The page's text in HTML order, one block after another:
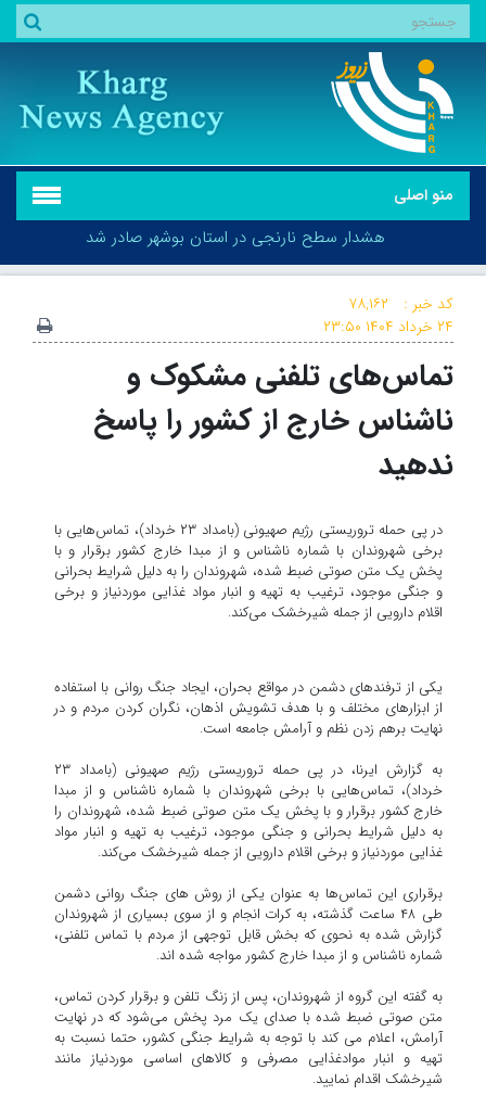
منو اصلی
هشدار سطح نارنجی در استان بوشهر صادر شد
هشدار سطح نارنجی در استان بوشهر صادر شد
کد خبر :
۷۸,۱۶۲
۲۴ خرداد ۱۴۰۴
۲۳:۵۰
تماس‌های تلفنی مشکوک و
ناشناس خارج از کشور را پاسخ
ندهید
در پی حمله تروریستی رژیم صهیونی (بامداد ۲۳ خرداد)، تماس‌هایی با
برخی شهروندان با شماره ناشناس و از مبدا خارج کشور برقرار و با
پخش یک متن صوتی ضبط شده، شهروندان را به دلیل شرایط بحرانی
و جنگی موجود، ترغیب به تهیه و انبار مواد غذایی موردنیاز و برخی
اقلام دارویی از جمله شیرخشک می‌کند.
یکی از ترفندهای دشمن در مواقع بحران، ایجاد جنگ روانی با استفاده
از ابزارهای مختلف و با هدف تشویش اذهان، نگران کردن مردم و در
نهایت برهم زدن نظم و آرامش جامعه است.
به گزارش ایرنا، در پی حمله تروریستی رژیم صهیونی (بامداد ۲۳
خرداد)، تماس‌هایی با برخی شهروندان با شماره ناشناس و از مبدا
خارج کشور برقرار و با پخش یک متن صوتی ضبط شده، شهروندان را
به دلیل شرایط بحرانی و جنگی موجود، ترغیب به تهیه و انبار مواد
غذایی موردنیاز و برخی اقلام دارویی از جمله شیرخشک می‌کند.
برقراری این تماس‌ها به عنوان یکی از روش های جنگ روانی دشمن
طی ۴۸ ساعت گذشته، به کرات انجام و از سوی بسیاری از شهروندان
گزارش شده به نحوی که بخش قابل توجهی از مردم با تماس تلفنی،
شماره ناشناس و از مبدا خارج کشور مواجه شده اند.
به گفته این گروه از شهروندان، پس از زنگ تلفن و برقرار کردن تماس،
متن صوتی ضبط شده‌ با صدای یک مرد پخش می‌شود که در نهایت
آرامش، اعلام می کند با توجه به شرایط جنگی کشور، حتما نسبت به
تهیه و انبار موادغذایی مصرفی و کالاهای اساسی موردنیاز مانند
شیرخشک اقدام نمایید.